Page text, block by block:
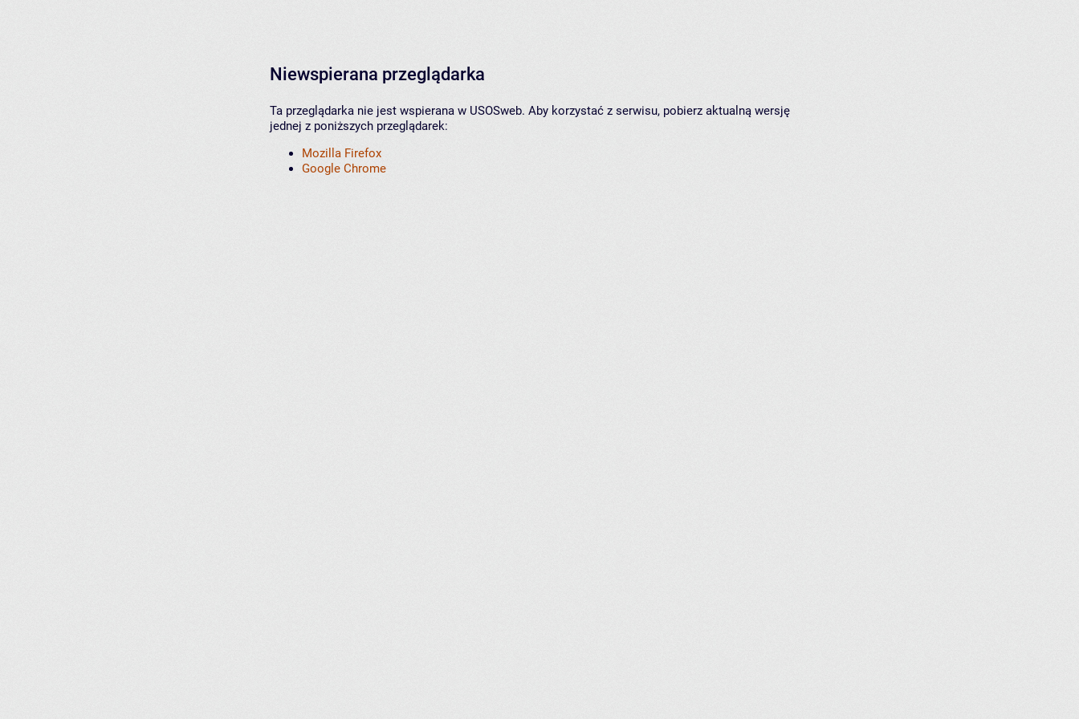
Niewspierana przeglądarka
Ta przeglądarka nie jest wspierana w USOSweb. Aby korzystać z serwisu, pobierz aktualną wersję
jednej z poniższych przeglądarek:
Mozilla Firefox
Google Chrome